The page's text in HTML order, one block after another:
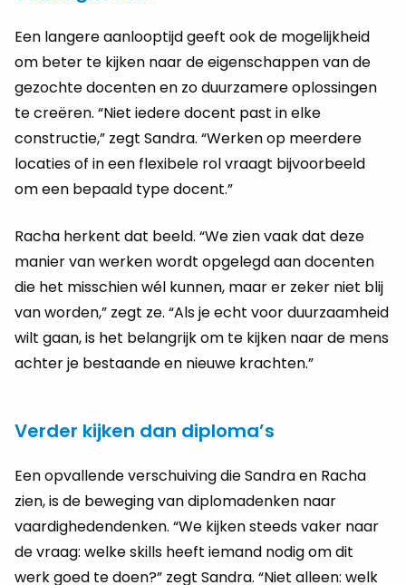
Een langere aanlooptijd geeft ook de mogelijkheid
om beter te kijken naar de eigenschappen van de
gezochte docenten en zo duurzamere oplossingen
te creëren. “Niet iedere docent past in elke
constructie,” zegt Sandra. “Werken op meerdere
locaties of in een flexibele rol vraagt bijvoorbeeld
om een bepaald type docent.”
Racha herkent dat beeld. “We zien vaak dat deze
manier van werken wordt opgelegd aan docenten
die het misschien wél kunnen, maar er zeker niet blij
van worden,” zegt ze. “Als je echt voor duurzaamheid
wilt gaan, is het belangrijk om te kijken naar de mens
achter je bestaande en nieuwe krachten.”
Verder kijken dan diploma’s
Een opvallende verschuiving die Sandra en Racha
zien, is de beweging van diplomadenken naar
vaardighedendenken. “We kijken steeds vaker naar
de vraag: welke skills heeft iemand nodig om dit
werk goed te doen?” zegt Sandra. “Niet alleen: welk